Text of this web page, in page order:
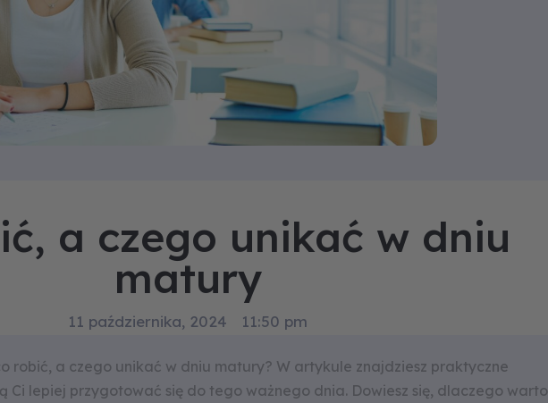
a czego unikać w dniu
matury
11 października, 2024 11:50 pm
robić, a czego unikać w dniu matury? W artykule znajdziesz praktyczne
Ci lepiej przygotować się do tego ważnego dnia. Dowiesz się, dlaczego warto